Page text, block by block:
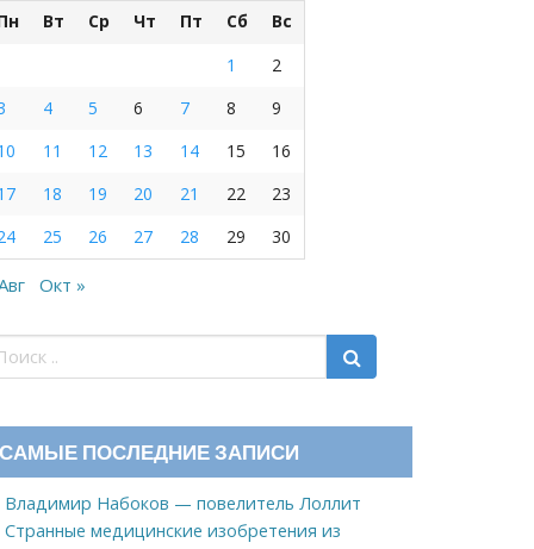
Вт Ср Чт Пт Сб
Вс
1
2
4 5 6 7 8
9
11 12 13 14 15
16
18 19 20 21 22
23
25 26 27 28 29 30
Окт »
САМЫЕ ПОСЛЕДНИЕ ЗАПИСИ
Владимир Набоков — повелитель Лоллит
Странные медицинские изобретения из